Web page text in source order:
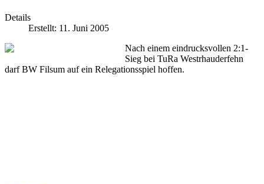
Details
Erstellt: 11. Juni 2005
Nach einem eindrucksvollen 2:1-
Sieg bei TuRa Westrhauderfehn
darf BW Filsum auf ein Relegationsspiel hoffen.